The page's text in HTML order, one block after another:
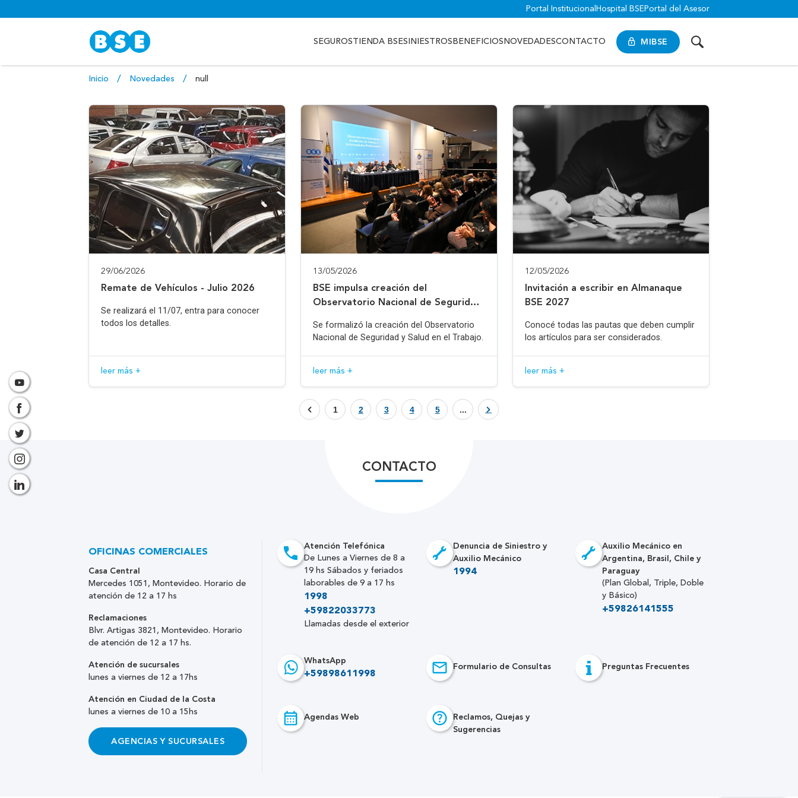
Portal Institucional Hospital BSE Portal del Asesor
MIBSE
SEGUROSTIENDA BSESINIESTROS BENEFICIOS NOVEDADESCONTACTO
Inicio Novedades null
29/06/2026
Remate de Vehículos - Julio 2026
Se realizará el 11/07, entra para conocer
todos los detalles.
leer más +
13/05/2026
BSE impulsa creación del
Observatorio Nacional de Seguridad
Se formalizó la creación del Observatorio
Nacional de Seguridad y Salud en el Trabajo.
leer más +
12/05/2026
Invitación a escribir en Almanaque
BSE 2027
Conocé todas las pautas que deben cumplir
los artículos para ser considerados.
leer más +
1 2 3 4 5 ...
CONTACTO
Atención Telefónica
De Lunes a Viernes de 8 a
19 hs Sábados y feriados
laborables de 9 a 17 hs
1998
+59822033773
Llamadas desde el exterior
Denuncia de Siniestro y
Auxilio Mecánico
1994
Auxilio Mecánico en
Argentina, Brasil, Chile y
Paraguay
(Plan Global, Triple, Doble
y Básico)
+59826141555
WhatsApp
+59898611998
Formulario de Consultas Preguntas Frecuentes
Agendas Web
Reclamos, Quejas y
Sugerencias
OFICINAS COMERCIALES
Casa Central
Mercedes 1051, Montevideo. Horario de
atención de 12 a 17 hs
Reclamaciones
Blvr. Artigas 3821, Montevideo. Horario
de atención de 12 a 17 hs.
Atención de sucursales
lunes a viernes de 12 a 17hs
Atención en Ciudad de la Costa
lunes a viernes de 10 a 15hs
AGENCIAS Y SUCURSALES